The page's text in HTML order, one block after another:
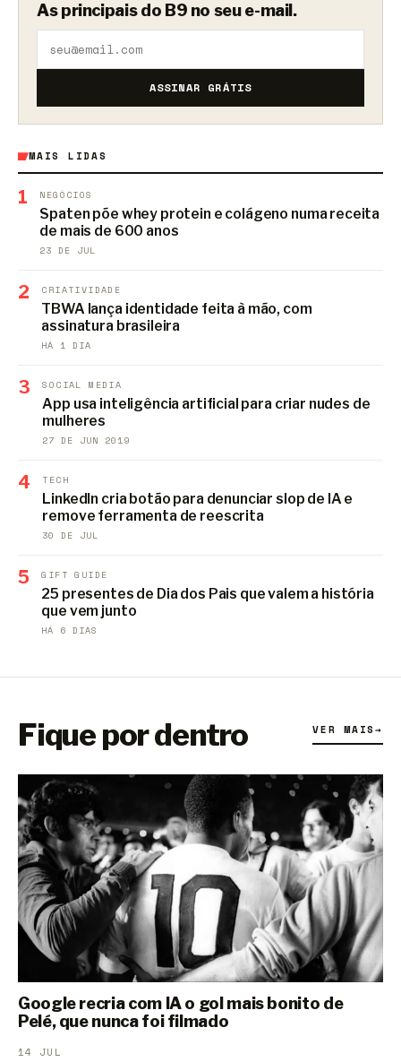
As principais do B9 no seu e-mail.
ASSINAR GRÁTIS
MAIS LIDAS
1 NEGÓCIOS
Spaten põe whey protein e colágeno numa receita
de mais de 600 anos
23 DE JUL
2 CRIATIVIDADE
TBWA lança identidade feita à mão, com
assinatura brasileira
HÁ 1 DIA
3 SOCIAL MEDIA
App usa inteligência artificial para criar nudes de
mulheres
27 DE JUN 2019
4 TECH
LinkedIn cria botão para denunciar slop de IA e
remove ferramenta de reescrita
30 DE JUL
5 GIFT GUIDE
25 presentes de Dia dos Pais que valem a história
que vem junto
HÁ 6 DIAS
Fique por dentro VER MAIS→
Google recria com IA o gol mais bonito de
Pelé, que nunca foi filmado
14 JUL